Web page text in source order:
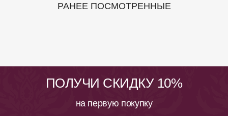
РАНЕЕ ПОСМОТРЕННЫЕ
ПОЛУЧИ СКИДКУ 10%
на первую покупку